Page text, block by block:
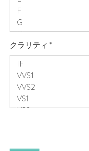
クラリティ *